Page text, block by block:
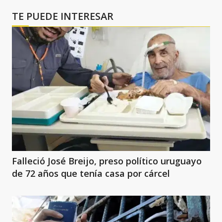
TE PUEDE INTERESAR
Falleció José Breijo, preso político uruguayo
de 72 años que tenía casa por cárcel